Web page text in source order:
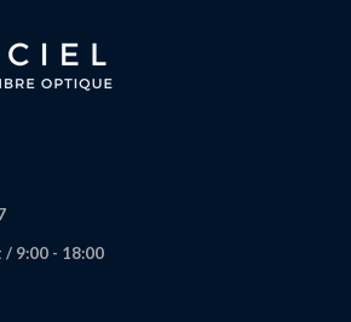
/ 9:00 - 18:00
chat